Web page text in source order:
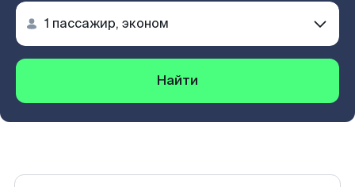
Найти